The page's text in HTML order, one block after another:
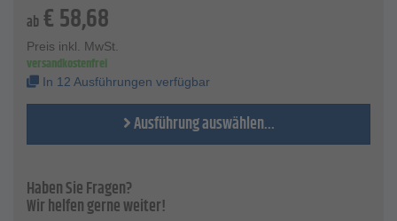
Der Schlauch ist elektrisch leitfähig.
Hochdruck-Farbspritzschlauch - DN10- Airless
Schlauchseele - Polyamid
Außenschicht - Polyurethan - schwarz
Einlage - 2-lagig - Stahldraht
Armaturen - beidseitig - 3/8″ BSP
Arbeitstemperatur - von -40 °C bis +100 °C
Biegeradius - 70 mm
Innen-Ø - 9,6 mm
ab €58,68
Preis inkl. MwSt.
versandkostenfrei
In 12 Ausführungen verfügbar
Ausführung auswählen...
Haben Sie Fragen?
Wir helfen gerne weiter!